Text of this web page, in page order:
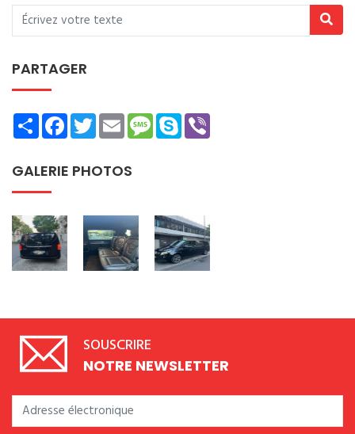
PARTAGER
ShareFacebookTwitterEmailMessage
Skype
GALERIE PHOTOS
SOUSCRIRE
NOTRE NEWSLETTER